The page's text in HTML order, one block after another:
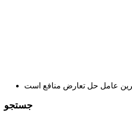
عامل حل تعارض منافع است
جستجو